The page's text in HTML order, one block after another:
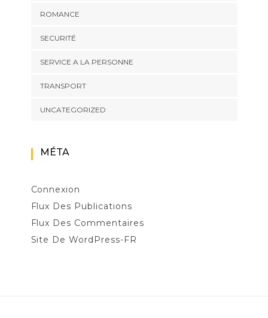
ROMANCE
SECURITÉ
SERVICE A LA PERSONNE
TRANSPORT
UNCATEGORIZED
MÉTA
Connexion
Flux Des Publications
Flux Des Commentaires
Site De WordPress-FR